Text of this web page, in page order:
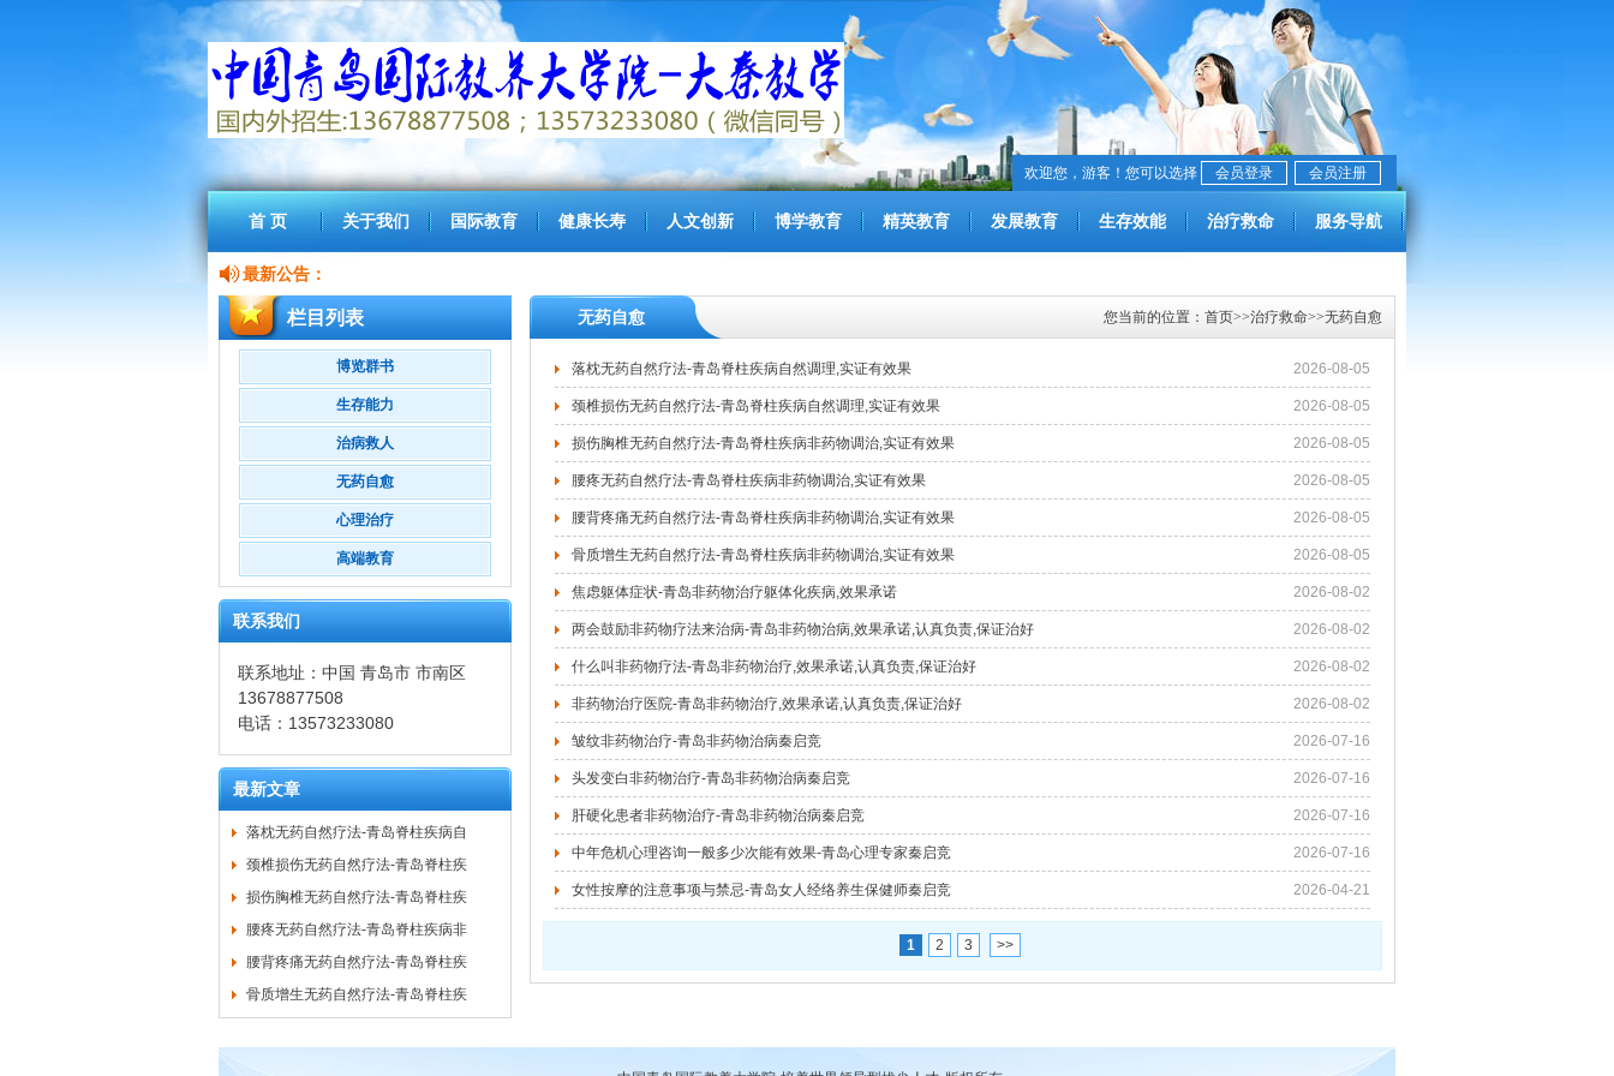
会员注册
会员登录
欢迎您，游客！您可以选择
首 页 关于我们 国际教育 健康长寿 人文创新 博学教育 精英教育 发展教育 生存效能 治疗救命 服务导航
最新公告：
栏目列表
博览群书
生存能力
治病救人
无药自愈
心理治疗
高端教育
联系我们
联系地址：中国 青岛市 市南区
13678877508
电话：13573233080
最新文章
落枕无药自然疗法-青岛脊柱疾病自
颈椎损伤无药自然疗法-青岛脊柱疾
损伤胸椎无药自然疗法-青岛脊柱疾
腰疼无药自然疗法-青岛脊柱疾病非
腰背疼痛无药自然疗法-青岛脊柱疾
骨质增生无药自然疗法-青岛脊柱疾
您当前的位置： 首页>>治疗救命>>无药自愈
无药自愈
2026-08-05
落枕无药自然疗法-青岛脊柱疾病自然调理,实证有效果
2026-08-05
颈椎损伤无药自然疗法-青岛脊柱疾病自然调理,实证有效果
2026-08-05
损伤胸椎无药自然疗法-青岛脊柱疾病非药物调治,实证有效果
2026-08-05
腰疼无药自然疗法-青岛脊柱疾病非药物调治,实证有效果
2026-08-05
腰背疼痛无药自然疗法-青岛脊柱疾病非药物调治,实证有效果
2026-08-05
骨质增生无药自然疗法-青岛脊柱疾病非药物调治,实证有效果
2026-08-02
焦虑躯体症状-青岛非药物治疗躯体化疾病,效果承诺
2026-08-02
两会鼓励非药物疗法来治病-青岛非药物治病,效果承诺,认真负责,保证治好
2026-08-02
什么叫非药物疗法-青岛非药物治疗,效果承诺,认真负责,保证治好
2026-08-02
非药物治疗医院-青岛非药物治疗,效果承诺,认真负责,保证治好
2026-07-16
皱纹非药物治疗-青岛非药物治病秦启竞
2026-07-16
头发变白非药物治疗-青岛非药物治病秦启竞
2026-07-16
肝硬化患者非药物治疗-青岛非药物治病秦启竞
2026-07-16
中年危机心理咨询一般多少次能有效果-青岛心理专家秦启竞
2026-04-21
女性按摩的注意事项与禁忌-青岛女人经络养生保健师秦启竞
1 2 3 >>